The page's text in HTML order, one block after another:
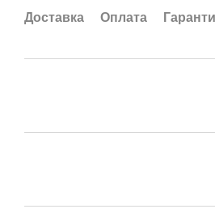
Доставка Оплата